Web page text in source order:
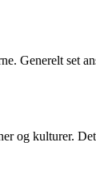
Generelt set
og kulturer.